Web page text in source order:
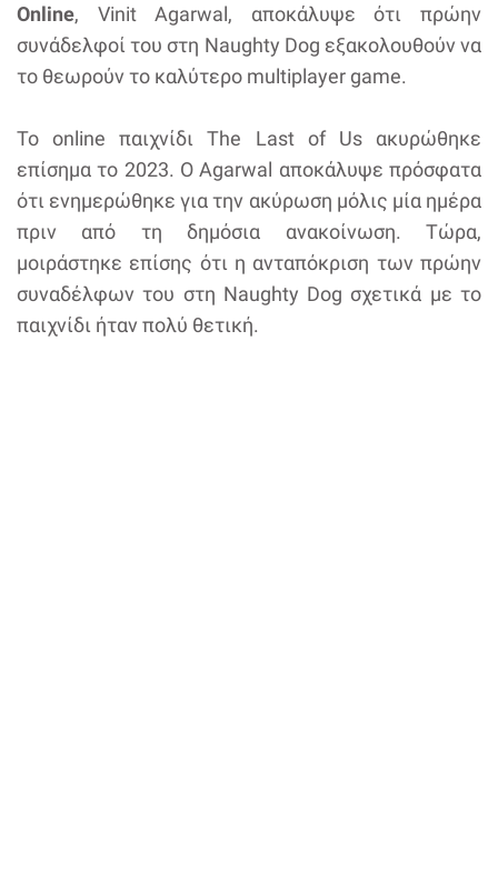
Online, Vinit Agarwal, αποκάλυψε ότι πρώην
συνάδελφοί του στη Naughty Dog εξακολουθούν να
το θεωρούν το καλύτερο multiplayer game.
Το online παιχνίδι The Last of Us ακυρώθηκε
επίσημα το 2023. Ο Agarwal αποκάλυψε πρόσφατα
ότι ενημερώθηκε για την ακύρωση μόλις μία ημέρα
πριν από τη δημόσια ανακοίνωση. Τώρα,
μοιράστηκε επίσης ότι η ανταπόκριση των πρώην
συναδέλφων του στη Naughty Dog σχετικά με το
παιχνίδι ήταν πολύ θετική.